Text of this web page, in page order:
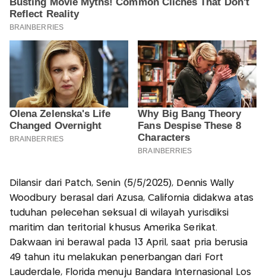
Dilansir dari Patch, Senin (5/5/2025), Dennis Wally
Woodbury berasal dari Azusa, California didakwa atas
tuduhan pelecehan seksual di wilayah yurisdiksi
maritim dan teritorial khusus Amerika Serikat.
Dakwaan ini berawal pada 13 April, saat pria berusia
49 tahun itu melakukan penerbangan dari Fort
Lauderdale, Florida menuju Bandara Internasional Los